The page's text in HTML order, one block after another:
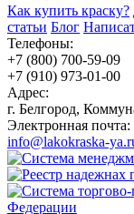
Как купить краску?
статьи Блог
Телефоны:
+7 (800) 700-59-09
+7 (910) 973-01-00
Адрес:
г. Белгород,
Электронная почта:
info@lakokraska-